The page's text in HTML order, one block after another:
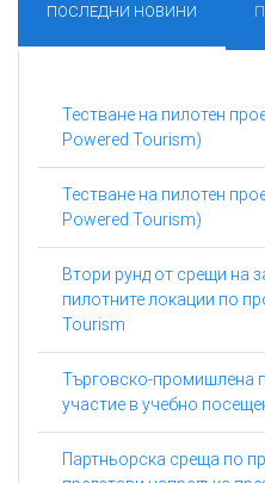
ПОСЛЕДНИ НОВИНИ
Тестване на пилотен
Powered Tourism)
Тестване на пилотен
Powered Tourism)
Втори рунд от срещи на
пилотните локации по
Tourism
Търговско-промишлена
участие в учебно
Партньорска среща по